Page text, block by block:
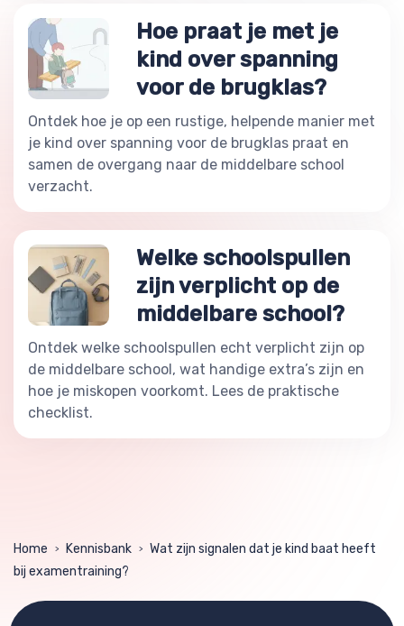
Hoe praat je met je
kind over spanning
voor de brugklas?
Ontdek hoe je op een rustige, helpende manier met
je kind over spanning voor de brugklas praat en
samen de overgang naar de middelbare school
verzacht.
Welke schoolspullen
zijn verplicht op de
middelbare school?
Ontdek welke schoolspullen echt verplicht zijn op
de middelbare school, wat handige extra’s zijn en
hoe je miskopen voorkomt. Lees de praktische
checklist.
Home > Kennisbank >
Wat zijn signalen dat je kind baat heeft
bij examentraining?